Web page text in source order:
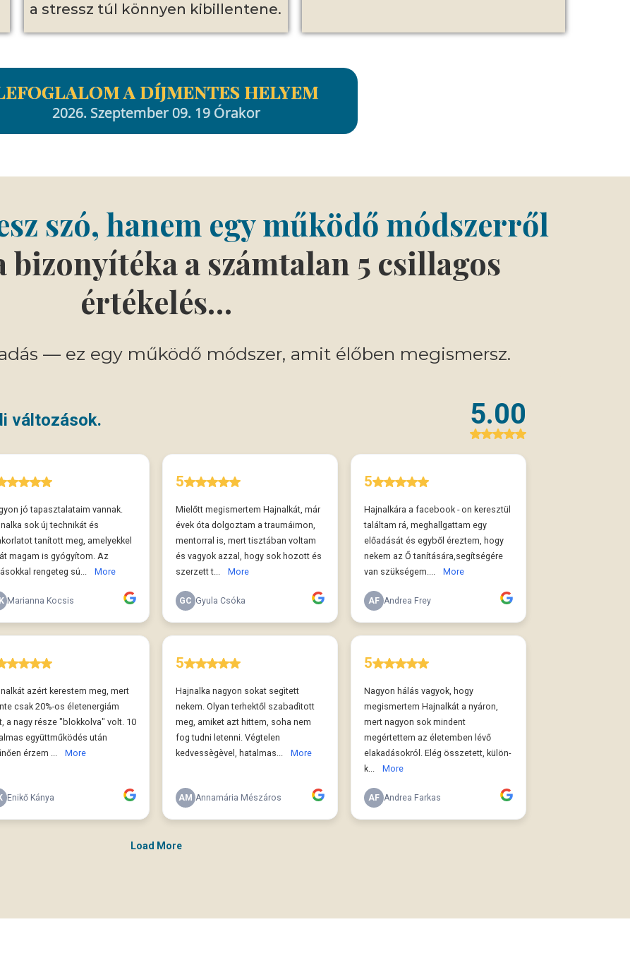
a stressz túl könnyen kibillentene.
A DÍJMENTES HELYEM
2026. Szeptember 09. 19 Órakor
szó, hanem egy működő módszerről
bizonyítéka a számtalan 5 csillagos
értékelés…
— ez egy működő módszer, amit élőben megismersz.